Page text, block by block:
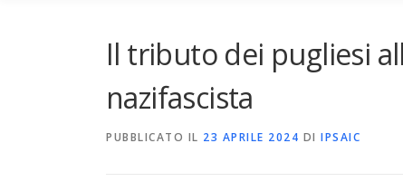
Il tributo dei pugliesi
nazifascista
PUBBLICATO IL 23 APRILE 2024 DI IPSAIC